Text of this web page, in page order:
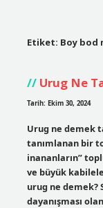
Etiket: Boy bod
Urug Ne
Tarih: Ekim 30, 2024
Urug ne demek
tanımlanan bir
inananların”
ve büyük
urug ne demek?
dayanışması